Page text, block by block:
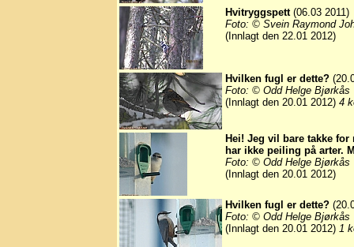
Hvitryggspett(06.03 2011)
Foto: © Svein Raymond
(Innlagt den 22.01 2012)
Hvilken fugl er dette?
Foto: © Odd Helge Bjørkås
(Innlagt den 20.01 2012) 4
Hei! Jeg vil bare takke
har ikke peiling på arter.
Foto: © Odd Helge Bjørkås
(Innlagt den 20.01 2012)
Hvilken fugl er dette?
Foto: © Odd Helge Bjørkås
(Innlagt den 20.01 2012) 1